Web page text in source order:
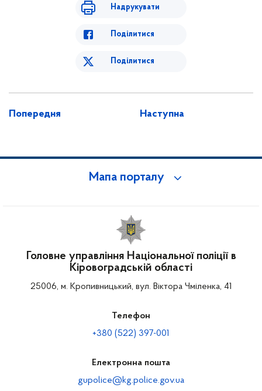
Надрукувати
Поділитися
Поділитися
Попередня Наступна
Мапа порталу
Головне управління Національної поліції в
Кіровоградській області
25006, м. Кропивницький, вул. Віктора Чміленка, 41
Телефон
+380 (522) 397-001
Електронна пошта
gupolice@kg.police.gov.ua